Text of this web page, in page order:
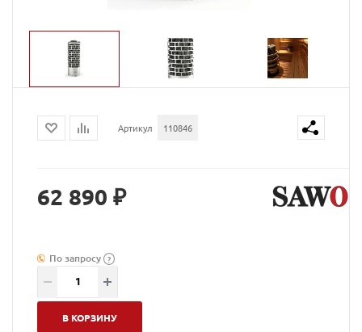
Артикул 110846
62 890 ₽
По запросу ?
В КОРЗИНУ